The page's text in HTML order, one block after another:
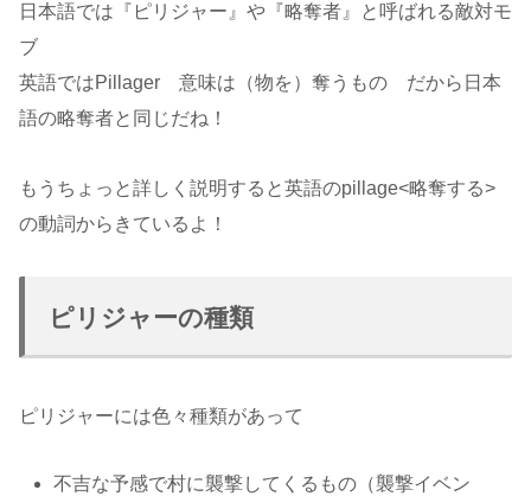
日本語では『ピリジャー』や『略奪者』と呼ばれる敵対モ
ブ
英語ではPillager 意味は（物を）奪うもの だから日本
語の略奪者と同じだね！
もうちょっと詳しく説明すると英語のpillage<略奪する>
の動詞からきているよ！
ピリジャーの種類
ピリジャーには色々種類があって
不吉な予感で村に襲撃してくるもの（襲撃イベン